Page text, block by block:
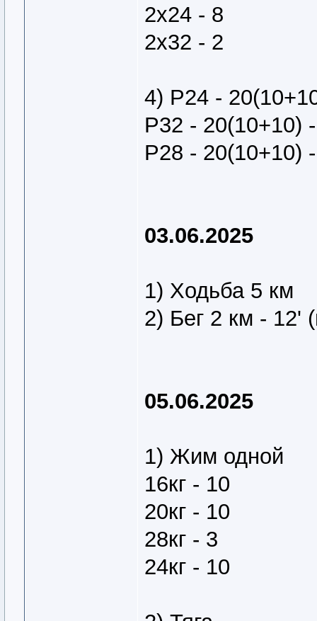
2х24 - 8
2х32 - 2
4) Р24 -
Р32 - 20(10+10)
Р28 - 20(10+10)
03.06.2025
1) Ходьба 5 км
2) Бег 2 км - 12'
05.06.2025
1) Жим одной
16кг - 10
20кг - 10
28кг - 3
24кг - 10